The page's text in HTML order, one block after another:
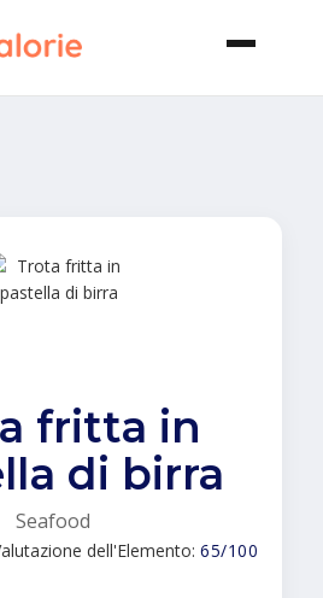
fritta in
di birra
Seafood
dell'Elemento: 65/100